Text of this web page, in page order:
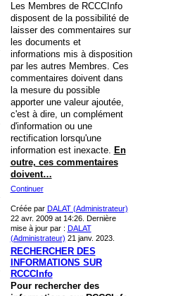
Les Membres de RCCCInfo
disposent de la possibilité de
laisser des commentaires sur
les documents et
informations mis à disposition
par les autres Membres. Ces
commentaires doivent dans
la mesure du possible
apporter une valeur ajoutée,
c'est à dire, un complément
d'information ou une
rectification lorsqu'une
information est inexacte. En
outre, ces commentaires
doivent…
Continuer
Créée par DALAT (Administrateur)
22 avr. 2009 at 14:26. Dernière
mise à jour par : DALAT
(Administrateur) 21 janv. 2023.
RECHERCHER DES
INFORMATIONS SUR
RCCCInfo
Pour rechercher des